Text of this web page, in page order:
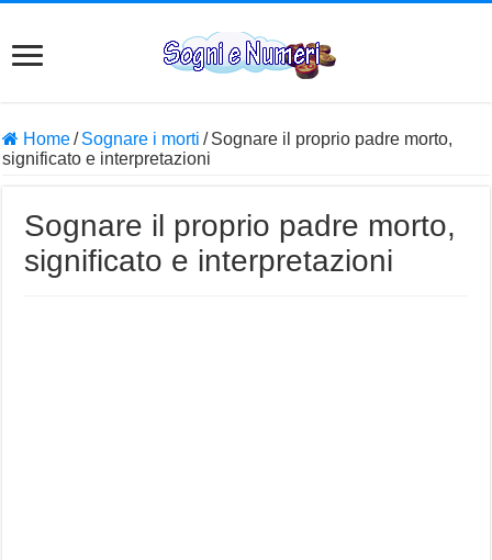
Home/ Sognare i morti / Sognare il proprio padre morto,
significato e interpretazioni
Sognare il proprio padre morto,
significato e interpretazioni